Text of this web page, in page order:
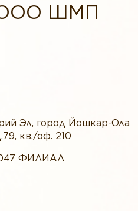
ООО ШМП
Эл, город Йошкар-Ола
кв./оф. 210
ФИЛИАЛ